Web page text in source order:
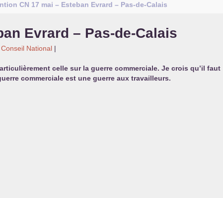
CN 17 mai – Esteban Evrard – Pas-de-Calais
Evrard – Pas-de-Calais
Conseil National |
celle sur la guerre commerciale. Je crois qu’il faut
commerciale est une guerre aux travailleurs.